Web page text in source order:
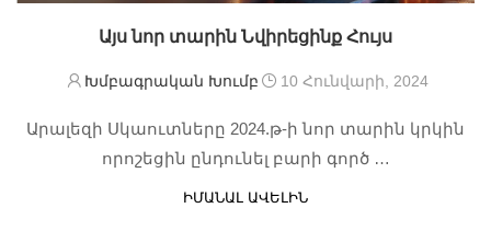
Այս նոր տարին Նվիրեցինք Հույս
Խմբագրական Խումբ 10 Հունվարի, 2024
Արալեզի Սկաուտները 2024.թ-ի նոր տարին կրկին
որոշեցին ընդունել բարի գործ …
ԻՄԱՆԱԼ ԱՎԵԼԻՆ